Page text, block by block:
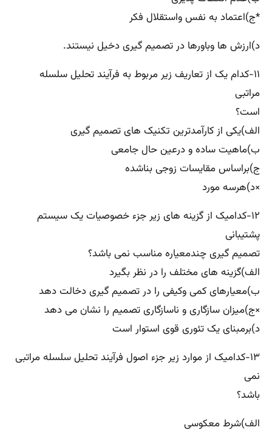
*ج)اعتماد به نفس واستقلال فکر
د)ارزش ها وباورها در تصمیم گیری دخیل نیستند.
۱۱-کدام یک از تعاریف زیر مربوط به فرآیند تحلیل سلسله
مراتبی
است؟
الف)یکی از کارآمدترین تکنیک های تصمیم گیری
ب)ماهیت ساده و درعین حال جامعی
ج)براساس مقایسات زوجی بناشده
×د)هرسه مورد
۱۲-کدامیک از گزینه های زیر جزء خصوصیات یک سیستم
پشتیبانی
تصمیم گیری چندمعیاره مناسب نمی باشد؟
الف)گزینه های مختلف را در نظر بگیرد
ب)معیارهای کمی وکیفی را در تصمیم گیری دخالت دهد
×ج)میزان سازگاری و ناسازگاری تصمیم را نشان می دهد
د)برمبنای یک تئوری قوی استوار است
۱۳-کدامیک از موارد زیر جزء اصول فرآیند تحلیل سلسله مراتبی
نمی
باشد؟
الف)شرط معکوسی